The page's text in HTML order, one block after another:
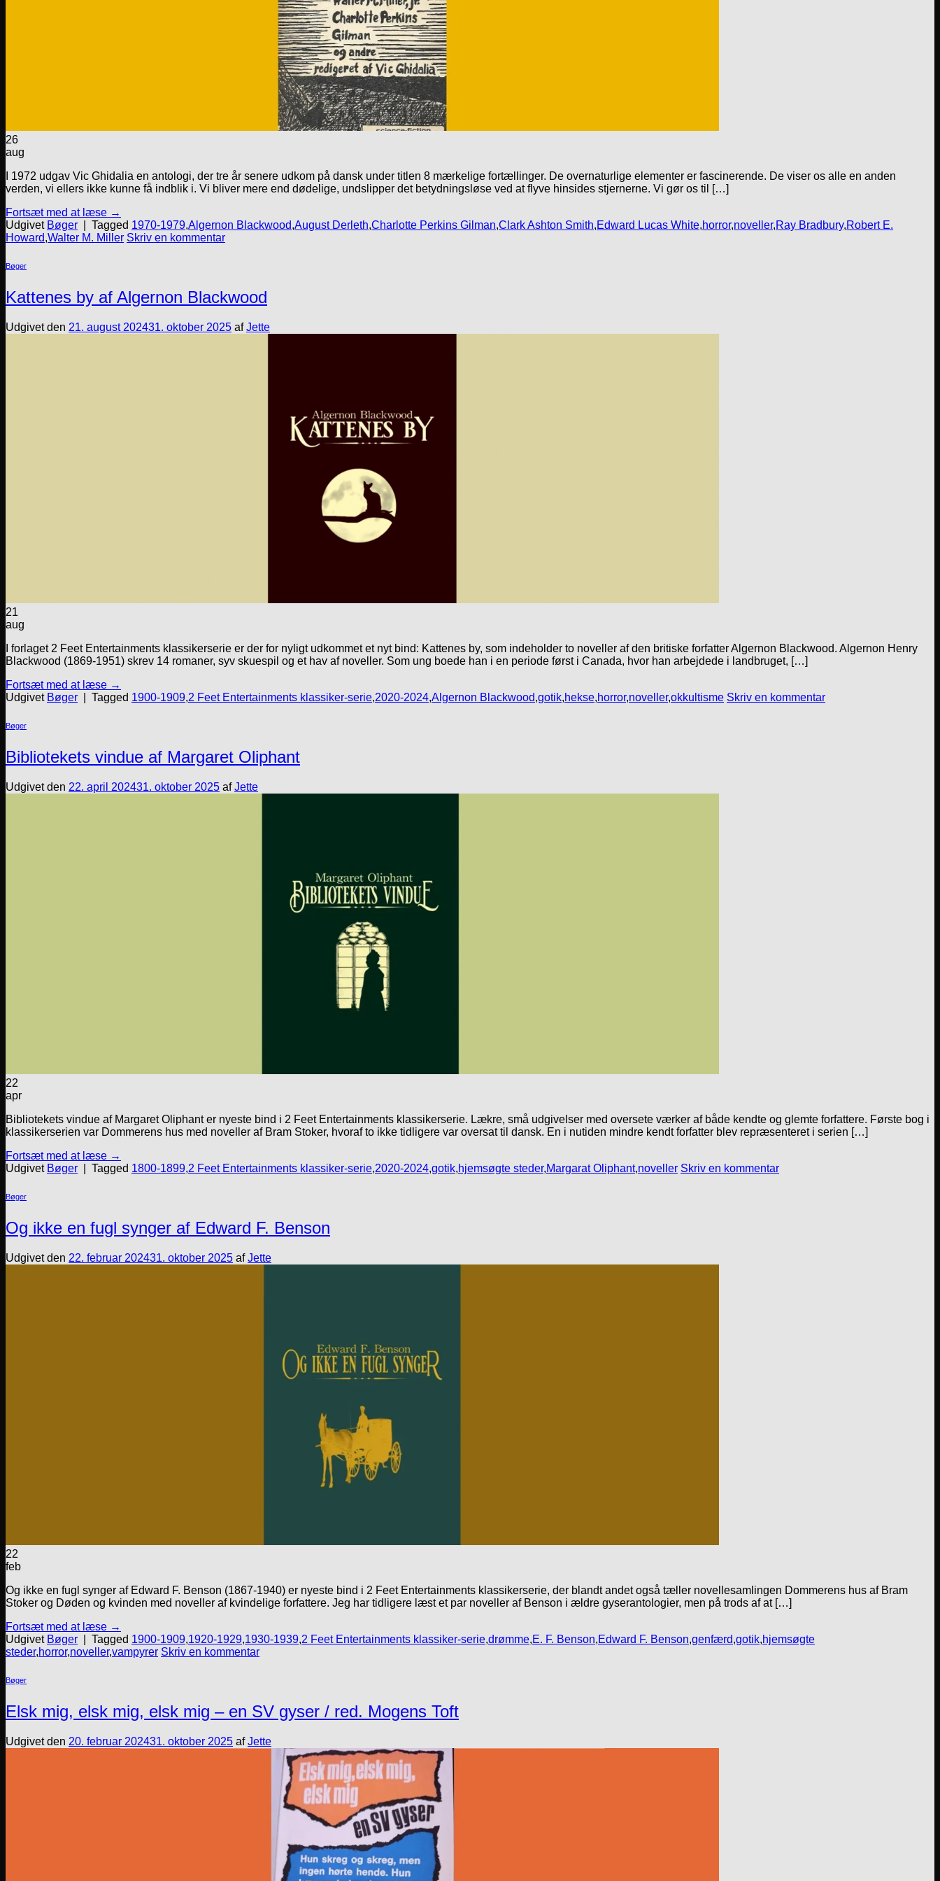
26
aug
I 1972 udgav Vic Ghidalia en antologi, der tre år senere udkom på dansk under titlen 8 mærkelige fortællinger. De overnaturlige elementer er fascinerende. De viser os alle en anden
verden, vi ellers ikke kunne få indblik i. Vi bliver mere end dødelige, undslipper det betydningsløse ved at flyve hinsides stjernerne. Vi gør os til […]
Fortsæt med at læse →
Udgivet Bøger Tagged 1970-1979,Algernon Blackwood,August Derleth,Charlotte Perkins Gilman,Clark Ashton Smith,Edward Lucas White,horror,noveller,Ray Bradbury,Robert E.
Howard,Walter M. Miller Skriv en kommentar
Bøger
Kattenes by af Algernon Blackwood
Udgivet den 21. august 202431. oktober 2025 afJette
21
aug
I forlaget 2 Feet Entertainments klassikerserie er der for nyligt udkommet et nyt bind: Kattenes by, som indeholder to noveller af den britiske forfatter Algernon Blackwood. Algernon Henry
Blackwood (1869-1951) skrev 14 romaner, syv skuespil og et hav af noveller. Som ung boede han i en periode først i Canada, hvor han arbejdede i landbruget, […]
Fortsæt med at læse →
Udgivet Bøger Tagged 1900-1909,2 Feet Entertainments klassiker-serie,2020-2024,Algernon Blackwood,gotik,hekse,horror,noveller,okkultisme Skriv en kommentar
Bøger
Bibliotekets vindue af Margaret Oliphant
Udgivet den 22. april 202431. oktober 2025 afJette
22
apr
Bibliotekets vindue af Margaret Oliphant er nyeste bind i 2 Feet Entertainments klassikerserie. Lækre, små udgivelser med oversete værker af både kendte og glemte forfattere. Første bog i
klassikerserien var Dommerens hus med noveller af Bram Stoker, hvoraf to ikke tidligere var oversat til dansk. En i nutiden mindre kendt forfatter blev repræsenteret i serien […]
Fortsæt med at læse →
Udgivet Bøger Tagged 1800-1899,2 Feet Entertainments klassiker-serie,2020-2024,gotik,hjemsøgte steder,Margarat Oliphant,noveller Skriv en kommentar
Bøger
Og ikke en fugl synger af Edward F. Benson
Udgivet den 22. februar 202431. oktober 2025 afJette
22
feb
Og ikke en fugl synger af Edward F. Benson (1867-1940) er nyeste bind i 2 Feet Entertainments klassikerserie, der blandt andet også tæller novellesamlingen Dommerens hus af Bram
Stoker og Døden og kvinden med noveller af kvindelige forfattere. Jeg har tidligere læst et par noveller af Benson i ældre gyserantologier, men på trods af at […]
Fortsæt med at læse →
Udgivet Bøger Tagged 1900-1909,1920-1929,1930-1939,2 Feet Entertainments klassiker-serie,drømme,E. F. Benson,Edward F. Benson,genfærd,gotik,hjemsøgte
steder,horror,noveller,vampyrer Skriv en kommentar
Bøger
Elsk mig, elsk mig, elsk mig – en SV gyser / red. Mogens Toft
Udgivet den 20. februar 202431. oktober 2025 afJette